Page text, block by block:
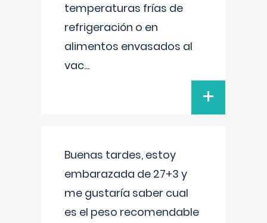
temperaturas frías de
refrigeración o en
alimentos envasados al
vac...
+
Buenas tardes, estoy
embarazada de 27+3 y
me gustaría saber cual
es el peso recomendable